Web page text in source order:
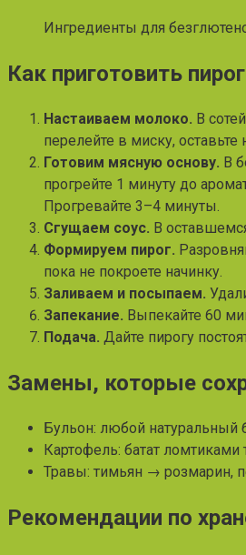
Ингредиенты для
Как приготовить
Настаиваем молоко. В
перелейте в миску,
Готовим мясную основу. В
прогрейте 1 минуту до
Прогревайте 3–4 минуты.
Сгущаем соус. В
Формируем пирог.
пока не покроете начинку.
Заливаем и посыпаем.
Запекание. Выпекайте 60
Подача. Дайте пирогу
Замены, которые
Бульон: любой натуральный
Картофель: батат
Травы: тимьян → розмарин,
Рекомендации по